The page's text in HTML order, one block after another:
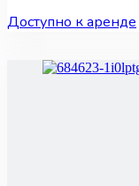
Доступно к аренде